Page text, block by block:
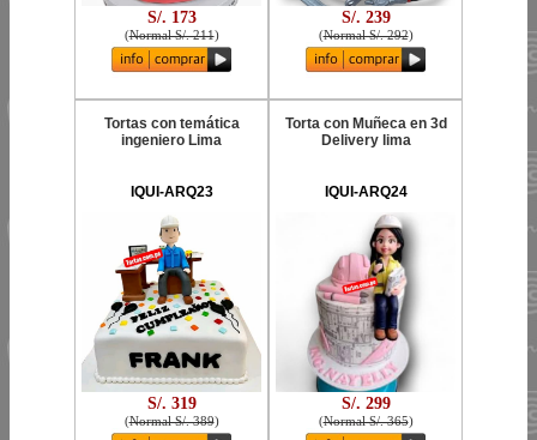
S/. 173
(Normal S/. 211)
S/. 239
(Normal S/. 292)
Tortas con temática
ingeniero Lima
IQUI-ARQ23
S/. 319
(Normal S/. 389)
Torta con Muñeca en 3d
Delivery lima
IQUI-ARQ24
S/. 299
(Normal S/. 365)